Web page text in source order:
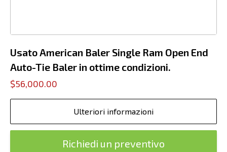
Usato American Baler Single Ram Open End
Auto-Tie Baler in ottime condizioni.
$56,000.00
Ulteriori informazioni
Richiedi un preventivo